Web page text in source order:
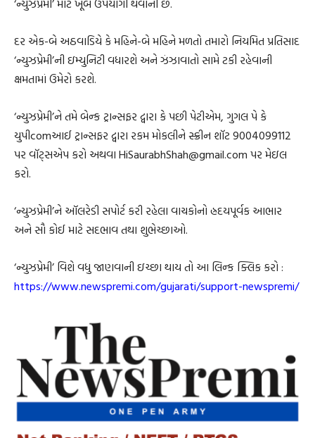
દર એક-બે અઠવાડિયે કે મહિને-બે મહિને મળતો તમારો નિયમિત પ્રતિસાદ
‘ન્યુઝપ્રેમી’ની ઇમ્યુનિટી વધારશે અને ઝંઝાવાતો સામે ટકી રહેવાની
ક્ષમતામાં ઉમેરો કરશે.
‘ન્યુઝપ્રેમી’ને તમે બેન્ક ટ્રાન્સફર દ્વારા કે પછી પેટીએમ, ગુગલ પે કે
યુપીcomઆઈ ટ્રાન્સફર દ્વારા રકમ મોકલીને સ્ક્રીન શૉટ 9004099112
પર વૉટ્સએપ કરો અથવા HiSaurabhShah@gmail.com પર મેઇલ
કરો.
‘ન્યુઝપ્રેમી’ને ઑલરેડી સપોર્ટ કરી રહેલા વાચકોનો હ્રદયપૂર્વક આભાર
અને સૌ કોઈ માટે સદભાવ તથા શુભેચ્છાઓ.
‘ન્યુઝપ્રેમી’ વિશે વધુ જાણવાની ઇચ્છા થાય તો આ લિન્ક ક્લિક કરો :
https://www.newspremi.com/gujarati/support-newspremi/